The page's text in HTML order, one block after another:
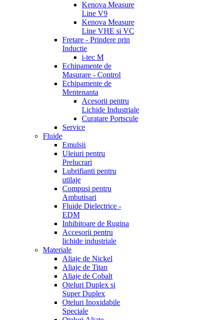
Kenova Measure
Line V9
Kenova Measure
Line VHE si VC
Fretare - Prindere prin
Inductie
i-tec M
Echipamente de
Masurare - Control
Echipamente de
Mentenanta
Acesorii pentru
Lichide Industriale
Curatare Portscule
Service
Fluide
Emulsii
Uleiuri pentru
Prelucrari
Lubrifianti pentru
utilaje
Compusi pentru
Ambutisari
Fluide Dielectrice -
EDM
Inhibitoare de Rugina
Accesorii pentru
lichide industriale
Materiale
Aliaje de Nickel
Aliaje de Titan
Aliaje de Cobalt
Oteluri Duplex si
Super Duplex
Oteluri Inoxidabile
Speciale